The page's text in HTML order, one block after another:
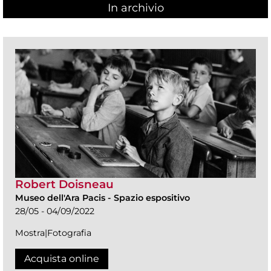
In archivio
Robert Doisneau
Museo dell'Ara Pacis - Spazio espositivo
28/05 - 04/09/2022
Mostra|Fotografia
Acquista online